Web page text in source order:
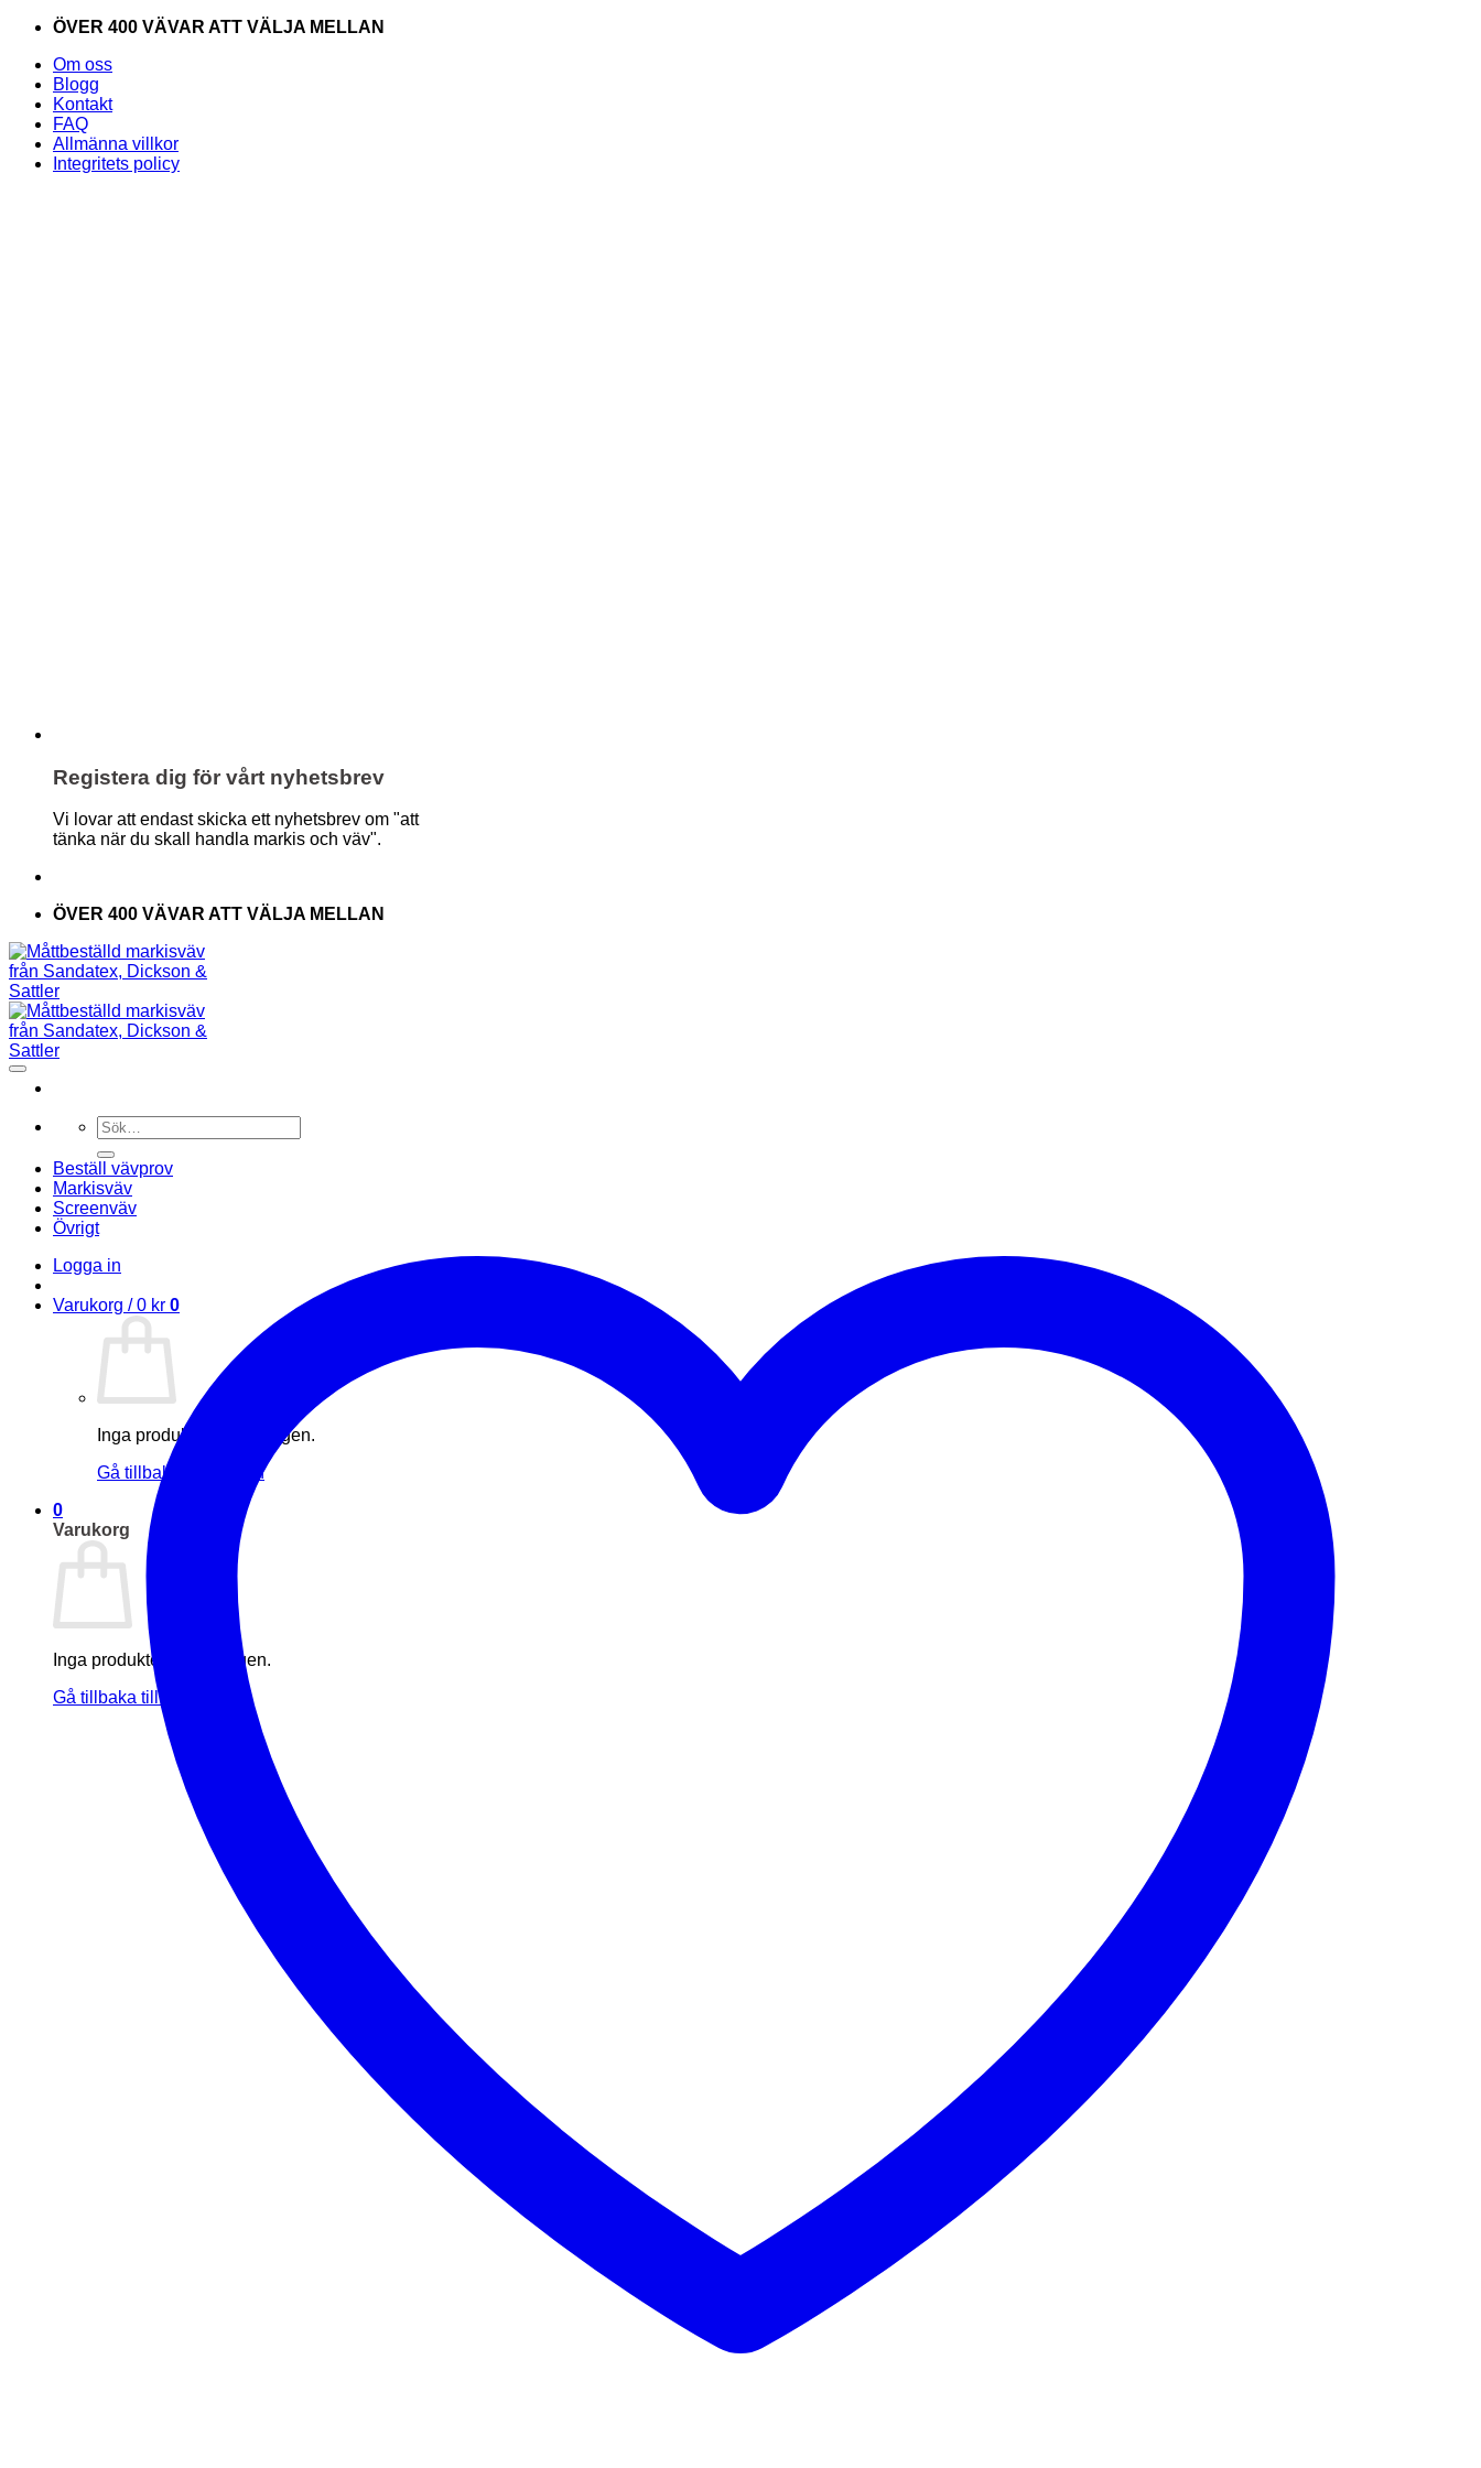
Skip
content
ÖVER 400 VÄVAR ATT VÄLJA MELLAN
Om oss
Blogg
Kontakt
FAQ
Allmänna villkor
Integritets policy
Registera dig för vårt nyhetsbrev
Vi lovar att endast skicka ett nyhetsbrev om "att
tänka när du skall handla markis och väv".
ÖVER 400 VÄVAR ATT VÄLJA MELLAN
Sök
efter:
Beställ vävprov
Markisväv
Screenväv
Övrigt
Logga in
Varukorg /0 kr 0
Inga produkter i varukorgen.
Gå tillbaka till butiken
0
Varukorg
Inga produkter i varukorgen.
Gå tillbaka till butiken